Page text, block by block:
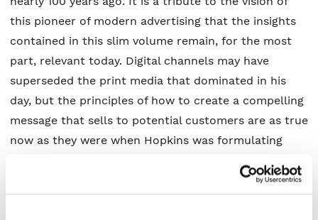
this pioneer of modern advertising that the insights
contained in this slim volume remain, for the most
part, relevant today. Digital channels may have
superseded the print media that dominated in his
day, but the principles of how to create a compelling
message that sells to potential customers are as true
now as they were when Hopkins was formulating
influence in his successful marketing career. He has